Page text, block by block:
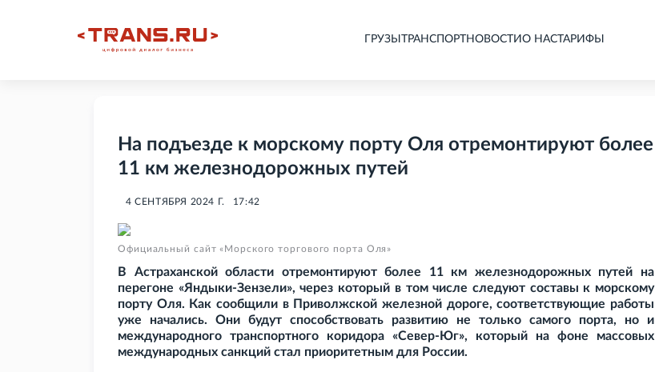
ГРУЗЫ ТРАНСПОРТНОВОСТИ О НАСТАРИФЫ
На подъезде к морскому порту Оля отремонтируют более
11 км железнодорожных путей
4 СЕНТЯБРЯ 2024 Г. 17:42
Официальный сайт «Морского торгового порта Оля»
В Астраханской области отремонтируют более 11
км железнодорожных путей на
перегоне «Яндыки-Зензели», через который в том числе следуют составы к морскому
порту Оля. Как сообщили в Приволжской железной дороге, соответствующие работы
уже начались. Они будут способствовать развитию не только самого порта, но и
международного транспортного коридора «Север-Юг», который на фоне массовых
международных санкций стал приоритетным для России.